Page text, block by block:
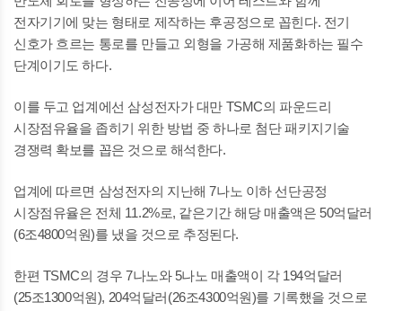
전자기기에 맞는 형태로 제작하는 후공정으로 꼽힌다. 전기
신호가 흐르는 통로를 만들고 외형을 가공해 제품화하는 필수
단계이기도 하다.
이를 두고 업계에선 삼성전자가 대만 TSMC의 파운드리
시장점유율을 좁히기 위한 방법 중 하나로 첨단 패키지기술
경쟁력 확보를 꼽은 것으로 해석한다.
업계에 따르면 삼성전자의 지난해 7나노 이하 선단공정
시장점유율은 전체 11.2%로, 같은기간 해당 매출액은 50억달러
(6조4800억원)를 냈을 것으로 추정된다.
한편 TSMC의 경우 7나노와 5나노 매출액이 각 194억달러
(25조1300억원), 204억달러(26조4300억원)를 기록했을 것으로